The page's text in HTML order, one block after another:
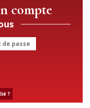
compte
?